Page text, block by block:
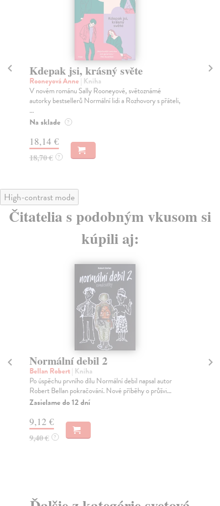
Kdepak jsi, krásný světe
Rooneyová Anne | Kniha
V novém románu Sally Rooneyové, světoznámé
autorky bestsellerů Normální lidi a Rozhovory s přáteli,
...
Na sklade ?
18,14 €
18,70 € ?
High-contrast mode
Čitatelia s podobným vkusom si
kúpili aj:
Normální debil 2
Bellan Robert| Kniha
Po úspěchu prvního dílu Normální debil napsal autor
Robert Bellan pokračování. Nové příběhy o průšvi...
Zasielame do 12 dní
9,12 €
9,40 € ?